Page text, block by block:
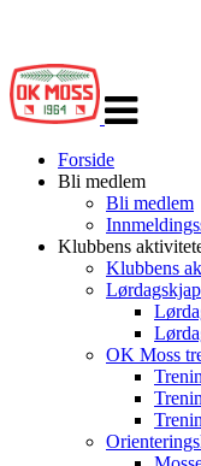
navigasjon
Forside
Bli medlem
Bli medlem
Klubbens
Klubbens
OK Moss